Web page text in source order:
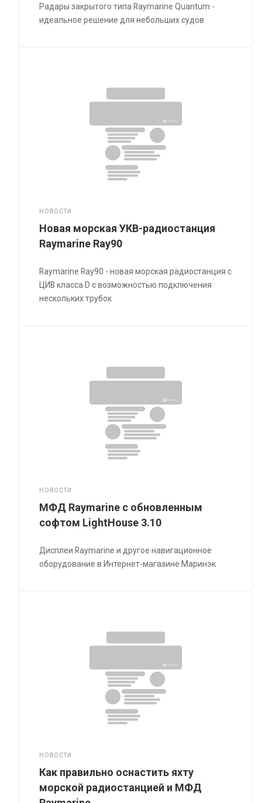
Радары закрытого типа Raymarine Quantum -
идеальное решение для небольших судов
НОВОСТИ
Новая морская УКВ-радиостанция
Raymarine Ray90
Raymarine Ray90 - новая морская радиостанция с
ЦИВ класса D с возможностью подключения
нескольких трубок
НОВОСТИ
МФД Raymarine с обновленным
софтом LightHouse 3.10
Дисплеи Raymarine и другое навигационное
оборудование в Интернет-магазине Маринэк
НОВОСТИ
Как правильно оснастить яхту
морской радиостанцией и МФД